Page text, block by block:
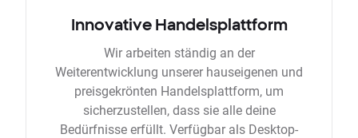
Innovative Handelsplattform
Wir arbeiten ständig an der
Weiterentwicklung unserer hauseigenen und
preisgekrönten Handelsplattform, um
sicherzustellen, dass sie alle deine
Bedürfnisse erfüllt. Verfügbar als Desktop-